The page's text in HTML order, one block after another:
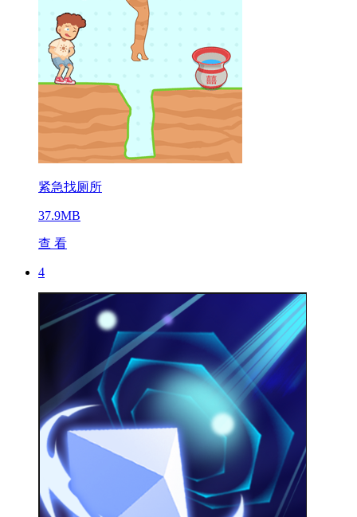
紧急找厕所
37.9MB
查 看
4